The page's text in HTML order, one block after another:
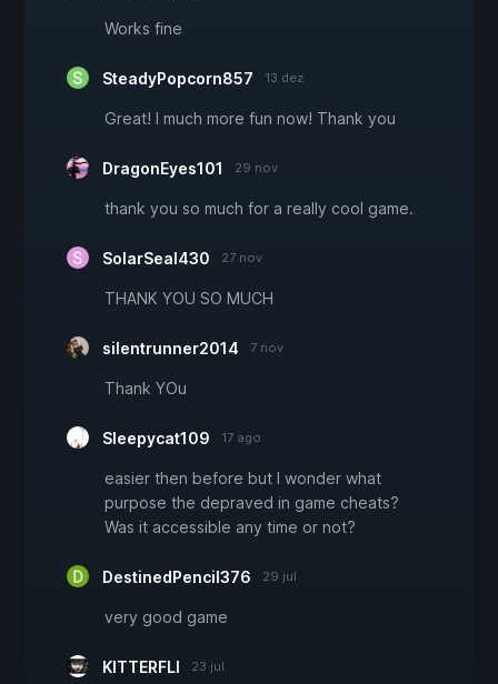
Works fine
SteadyPopcorn857 13 dez
Great! I much more fun now! Thank you
DragonEyes101 29 nov
thank you so much for a really cool game.
SolarSeal430 27 nov
THANK YOU SO MUCH
silentrunner2014 7 nov
Thank YOu
Sleepycat109 17 ago
easier then before but I wonder what
purpose the depraved in game cheats?
Was it accessible any time or not?
DestinedPencil376 29 jul
very good game
KITTERFLI 23 jul